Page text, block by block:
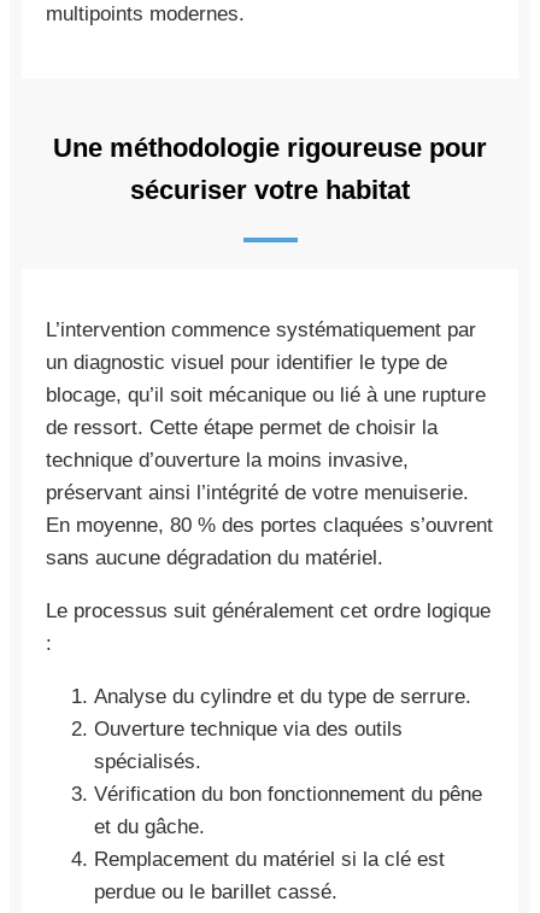
multipoints modernes.
Une méthodologie rigoureuse pour
sécuriser votre habitat
L’intervention commence systématiquement par
un diagnostic visuel pour identifier le type de
blocage, qu’il soit mécanique ou lié à une rupture
de ressort. Cette étape permet de choisir la
technique d’ouverture la moins invasive,
préservant ainsi l’intégrité de votre menuiserie.
En moyenne, 80 % des portes claquées s’ouvrent
sans aucune dégradation du matériel.
Le processus suit généralement cet ordre logique
:
Analyse du cylindre et du type de serrure.
Ouverture technique via des outils
spécialisés.
Vérification du bon fonctionnement du pêne
et du gâche.
Remplacement du matériel si la clé est
perdue ou le barillet cassé.